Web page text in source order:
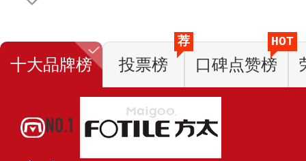
十大品牌榜 投票榜
荐
口碑点赞榜
HOT
NO.1